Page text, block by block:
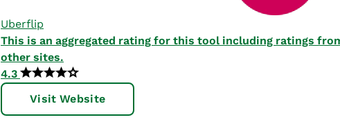
Uberflip
This is an aggregated rating for this tool including ratings
other sites.
4.3
Visit Website